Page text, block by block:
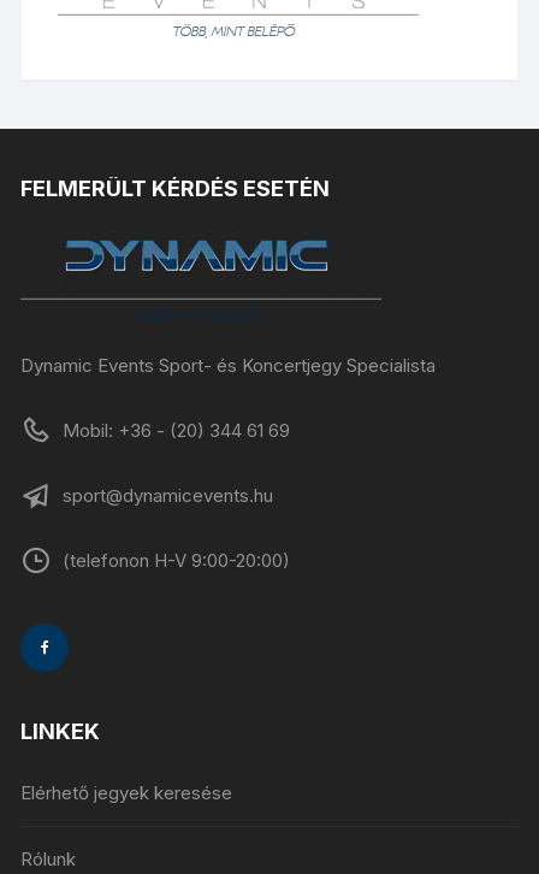
FELMERÜLT KÉRDÉS ESETÉN
Dynamic Events Sport- és Koncertjegy Specialista
Mobil: +36 - (20) 344 61 69
sport@dynamicevents.hu
(telefonon H-V 9:00-20:00)
LINKEK
Elérhető jegyek keresése
Rólunk